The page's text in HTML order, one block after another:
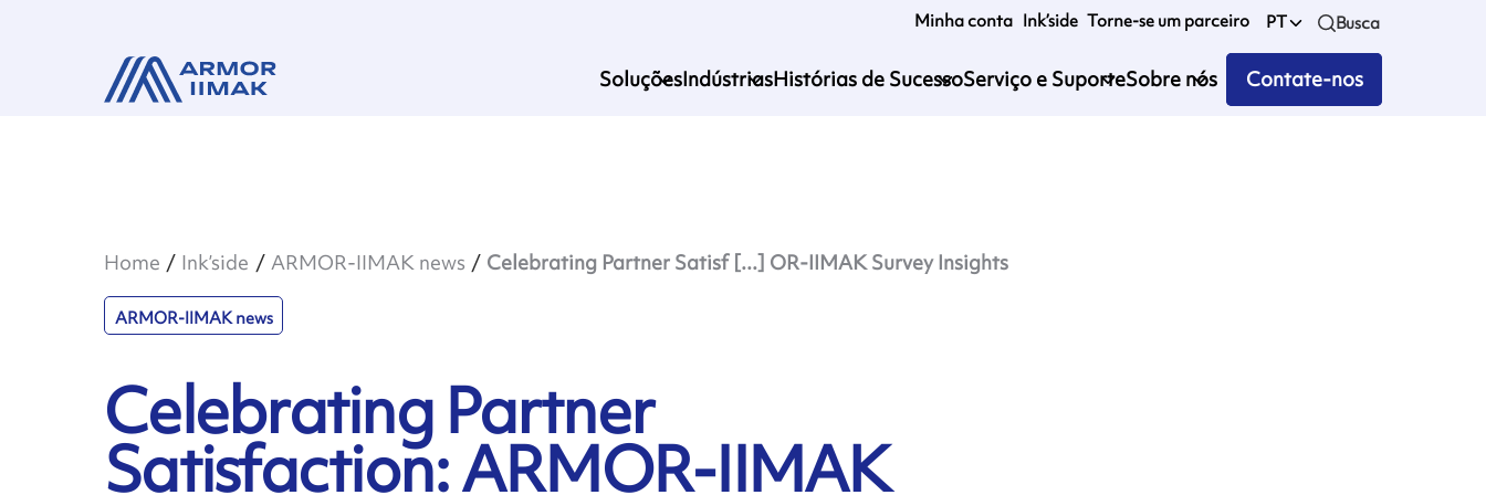
Minha conta Ink’side Torne-se um parceiro PT Busca
SoluçõesIndústriasHistórias de SucessoServiço e SuporteSobre nós Contate-nos
Home Ink’side ARMOR-IIMAK news Celebrating Partner Satisf [...] OR-IIMAK Survey Insights
ARMOR-IIMAK news
Celebrating Partner
Satisfaction: ARMOR-IIMAK